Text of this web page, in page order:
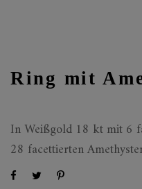
Ring mit
In Weißgold 18 kt mit 6
28 facettierten